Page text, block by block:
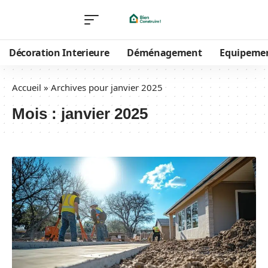
Décoration Interieure Déménagement
Accueil »Archives pour janvier 2025
Mois :janvier 2025